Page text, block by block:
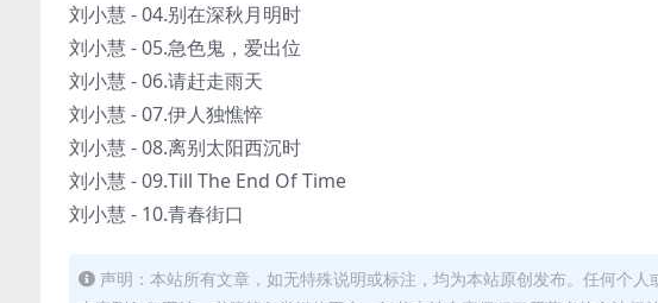
刘小慧 - 04.别在深秋月明时
刘小慧 - 05.急色鬼，爱出位
刘小慧 - 06.请赶走雨天
刘小慧 - 07.伊人独憔悴
刘小慧 - 08.离别太阳西沉时
刘小慧 - 09.Till The End Of Time
刘小慧 - 10.青春街口
声明：本站所有文章，如无特殊说明或标注，均为本站原创发布。任何个